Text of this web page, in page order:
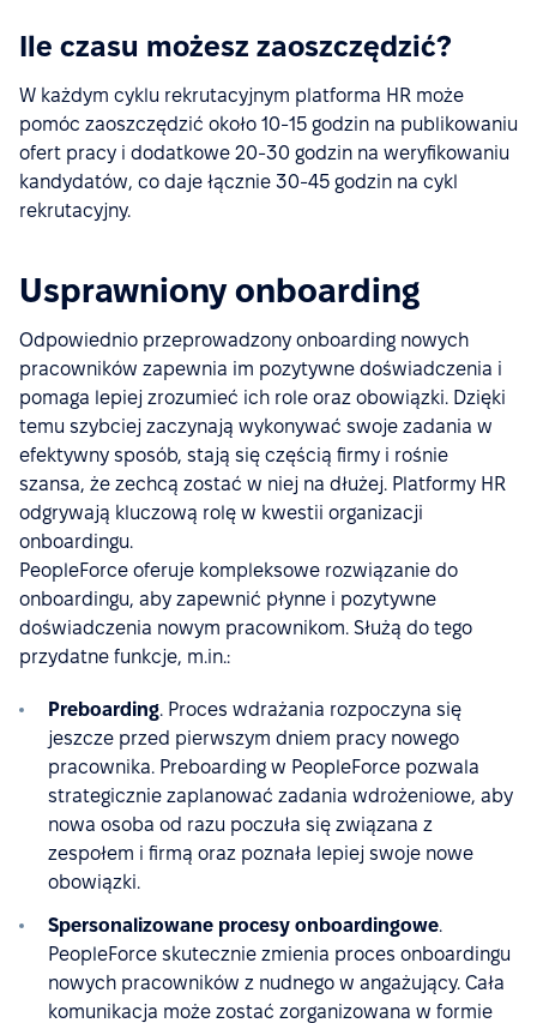
Ile czasu możesz zaoszczędzić?
W każdym cyklu rekrutacyjnym platforma HR może
pomóc zaoszczędzić około 10-15 godzin na publikowaniu
ofert pracy i dodatkowe 20-30 godzin na weryfikowaniu
kandydatów, co daje łącznie 30-45 godzin na cykl
rekrutacyjny.
Usprawniony onboarding
Odpowiednio przeprowadzony onboarding nowych
pracowników zapewnia im pozytywne doświadczenia i
pomaga lepiej zrozumieć ich role oraz obowiązki. Dzięki
temu szybciej zaczynają wykonywać swoje zadania w
efektywny sposób, stają się częścią firmy i rośnie
szansa, że zechcą zostać w niej na dłużej. Platformy HR
odgrywają kluczową rolę w kwestii organizacji
onboardingu.
PeopleForce oferuje kompleksowe rozwiązanie do
onboardingu, aby zapewnić płynne i pozytywne
doświadczenia nowym pracownikom. Służą do tego
przydatne funkcje, m.in.:
Preboarding. Proces wdrażania rozpoczyna się
jeszcze przed pierwszym dniem pracy nowego
pracownika. Preboarding w PeopleForce pozwala
strategicznie zaplanować zadania wdrożeniowe, aby
nowa osoba od razu poczuła się związana z
zespołem i firmą oraz poznała lepiej swoje nowe
obowiązki.
Spersonalizowane procesy onboardingowe.
PeopleForce skutecznie zmienia proces onboardingu
nowych pracowników z nudnego w angażujący. Cała
komunikacja może zostać zorganizowana w formie